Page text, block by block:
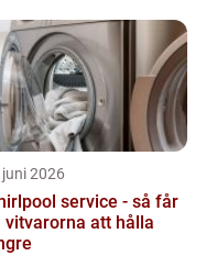
2026
service - så får
vitvarorna att hålla